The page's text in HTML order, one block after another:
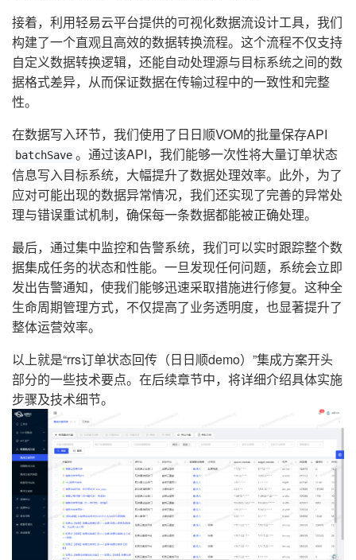
接着，利用轻易云平台提供的可视化数据流设计工具，我们
构建了一个直观且高效的数据转换流程。这个流程不仅支持
自定义数据转换逻辑，还能自动处理源与目标系统之间的数
据格式差异，从而保证数据在传输过程中的一致性和完整
性。
在数据写入环节，我们使用了日日顺VOM的批量保存API
batchSave 。通过该API，我们能够一次性将大量订单状态
信息写入目标系统，大幅提升了数据处理效率。此外，为了
应对可能出现的数据异常情况，我们还实现了完善的异常处
理与错误重试机制，确保每一条数据都能被正确处理。
最后，通过集中监控和告警系统，我们可以实时跟踪整个数
据集成任务的状态和性能。一旦发现任何问题，系统会立即
发出告警通知，使我们能够迅速采取措施进行修复。这种全
生命周期管理方式，不仅提高了业务透明度，也显著提升了
整体运营效率。
以上就是“rrs订单状态回传（日日顺demo）”集成方案开头
部分的一些技术要点。在后续章节中，将详细介绍具体实施
步骤及技术细节。